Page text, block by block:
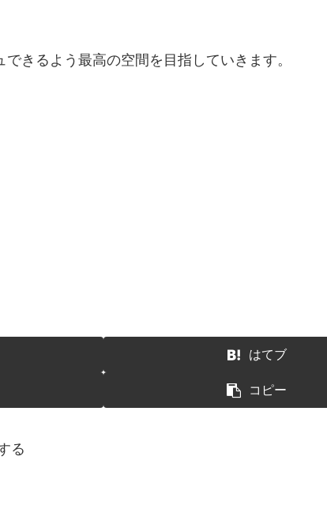
きるよう最高の空間を目指していきます。
はてブ
コピー
る